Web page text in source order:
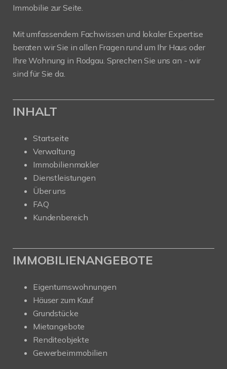
Immobilie zur Seite.
Mit umfassendem Fachwissen und lokaler Expertise
beraten wir Sie in allen Fragen rund um Ihr Haus oder
Ihre Wohnung in Rodgau. Sprechen Sie uns an - wir
sind für Sie da.
INHALT
Startseite
Verwaltung
Immobilienmakler
Dienstleistungen
Über uns
FAQ
Kundenbereich
IMMOBILIENANGEBOTE
Eigentumswohnungen
Häuser zum Kauf
Grundstücke
Mietangebote
Renditeobjekte
Gewerbeimmobilien